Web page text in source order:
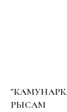
РЫСАМ